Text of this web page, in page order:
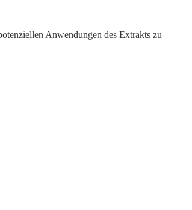
Anwendungen des Extrakts zu